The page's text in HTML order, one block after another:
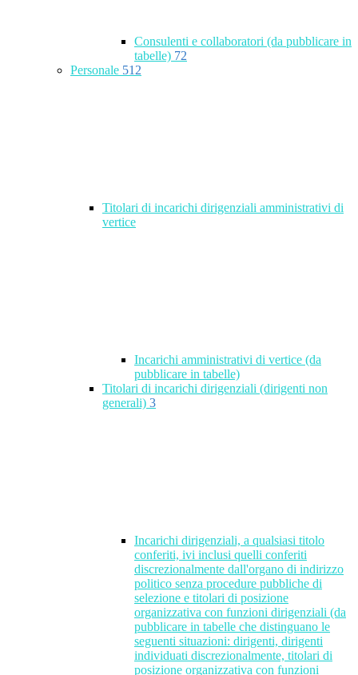
Consulenti e collaboratori (da pubblicare in
tabelle) 72
Personale 512
Titolari di incarichi dirigenziali amministrativi di
vertice
Incarichi amministrativi di vertice (da
pubblicare in tabelle)
Titolari di incarichi dirigenziali (dirigenti non
generali) 3
Incarichi dirigenziali, a qualsiasi titolo
conferiti, ivi inclusi quelli conferiti
discrezionalmente dall'organo di indirizzo
politico senza procedure pubbliche di
selezione e titolari di posizione
organizzativa con funzioni dirigenziali (da
pubblicare in tabelle che distinguano le
seguenti situazioni: dirigenti, dirigenti
individuati discrezionalmente, titolari di
posizione organizzativa con funzioni